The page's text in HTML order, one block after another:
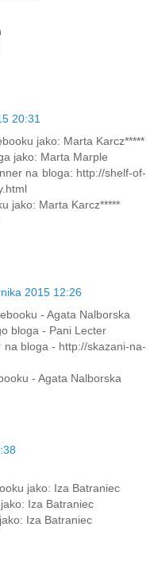
20:31
jako: Marta Karcz*****
jako: Marta Marple
na bloga: http://shelf-of-
jako: Marta Karcz*****
2015 12:26
- Agata Nalborska
bloga - Pani Lecter
bloga - http://skazani-na-
- Agata Nalborska
jako: Iza Batraniec
Iza Batraniec
Iza Batraniec